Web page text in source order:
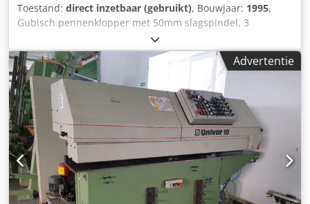
Toestand: direct inzetbaar (gebruikt), Bouwjaar: 1995,
Gubisch pennenklopper met 50mm slagspindel, 3
gereedschappen à 100mm, hoekaanslag, automatische
doorvoer en afkortzaag pneumatisch verstelbaar. Gubisch
Centromat profilering- en sponningmachine. 1e as met
gelijk- en tegengestelde loop met indoopfunctie, 2e as
40mm slagspindel met 2 gereedschappen, 3e as 40mm
indoopspil met 1 gereedschap, 4e as van boven voor
glaslatfrezen. Inclusief IV 68 raamfreesgereedschap van
Leitz Wendeplatte HM, inclusief voordeur- en staand
raamgereedschap voor 36mm kitfalsramen. Alles volledig
op elkaar afgestemd. Alleen als compleet pakket te koop,
uitsluitend afhalen, bij het laden wordt geholpen.
Dodeytdvnjpfx Amuock
Advertentie